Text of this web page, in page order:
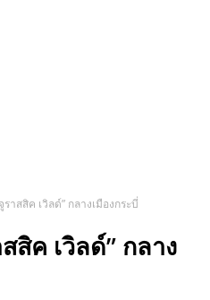
าสสิค เวิลด์” กลางเมืองกระบี่
ค เวิลด์” กลาง